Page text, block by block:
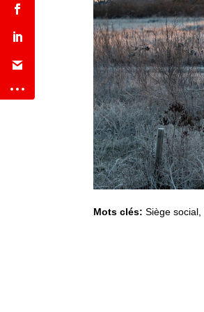
Mots clés:Siège social,